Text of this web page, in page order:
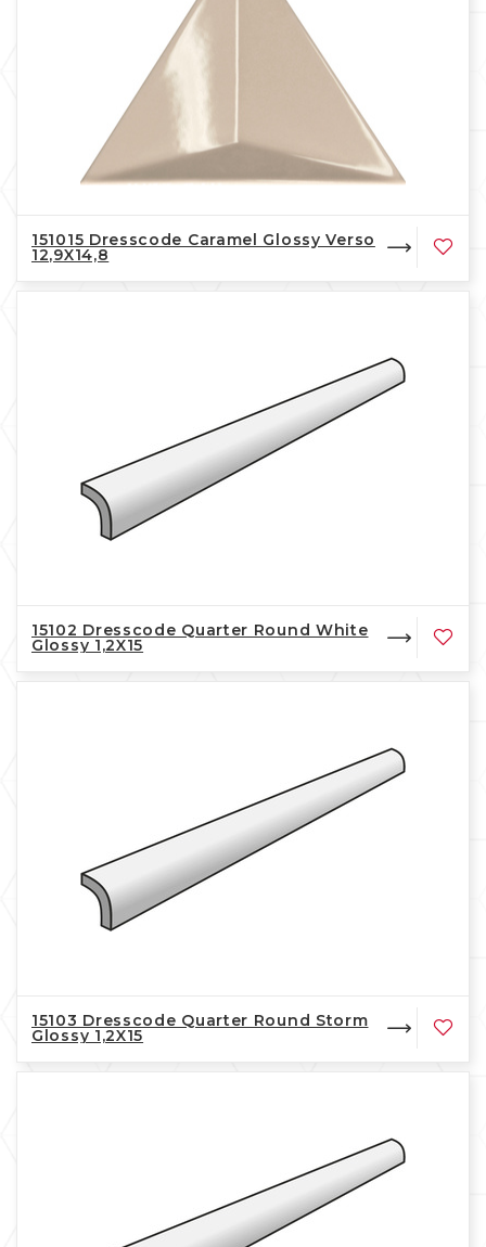
151015 Dresscode Caramel Glossy Verso
12,9X14,8
15102 Dresscode Quarter Round White
Glossy 1,2X15
15103 Dresscode Quarter Round Storm
Glossy 1,2X15